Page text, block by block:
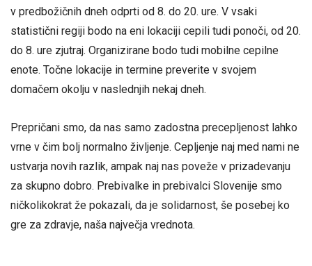
v predbožičnih dneh odprti od 8. do 20. ure. V vsaki
statistični regiji bodo na eni lokaciji cepili tudi ponoči, od 20.
do 8. ure zjutraj. Organizirane bodo tudi mobilne cepilne
enote. Točne lokacije in termine preverite v svojem
domačem okolju v naslednjih nekaj dneh.
Prepričani smo, da nas samo zadostna precepljenost lahko
vrne v čim bolj normalno življenje. Cepljenje naj med nami ne
ustvarja novih razlik, ampak naj nas poveže v prizadevanju
za skupno dobro. Prebivalke in prebivalci Slovenije smo
ničkolikokrat že pokazali, da je solidarnost, še posebej ko
gre za zdravje, naša največja vrednota.